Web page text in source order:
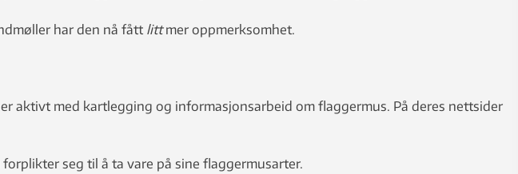
har den nå fått littmer oppmerksomhet.
aktivt med kartlegging og informasjonsarbeid om flaggermus. På deres nettsider
seg til å ta vare på sine flaggermusarter.